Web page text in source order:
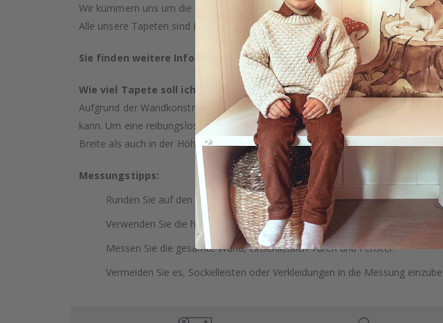
Wir kümmern uns um die Ressourcen der Erde und streben danach, eine
Alle unsere Tapeten sind PVC-frei und als feuerfest eingestuft.
Sie finden weitere Informationen zu unseren Tapetenarten im obigen
Wie viel Tapete soll ich kaufen?
Aufgrund der Wandkonstruktion und möglicher Neigung können die
kann. Um eine reibungslose Installation zu gewährleisten, empfehlen wir,
Breite als auch in der Höhe zu wählen. Dies bietet zusätzlichen Raum für
Messungstipps:
Runden Sie auf den nächsten ganzen Zentimeter auf.
Verwenden Sie die höchste Wand, um Ihre Höhe zu messen.
Messen Sie die gesamte Wand, einschließlich Türen und Fenster.
Vermeiden Sie es, Sockelleisten oder Verkleidungen in die Messung